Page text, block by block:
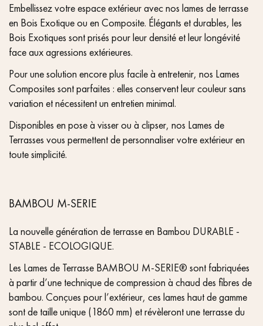
Embellissez votre espace extérieur avec nos lames de terrasse
en Bois Exotique ou en Composite. Élégants et durables, les
Bois Exotiques sont prisés pour leur densité et leur longévité
face aux agressions extérieures.
Pour une solution encore plus facile à entretenir, nos Lames
Composites sont parfaites : elles conservent leur couleur sans
variation et nécessitent un entretien minimal.
Disponibles en pose à visser ou à clipser, nos Lames de
Terrasses vous permettent de personnaliser votre extérieur en
toute simplicité.
BAMBOU M-SERIE
La nouvelle génération de terrasse en Bambou DURABLE -
STABLE - ECOLOGIQUE.
Les Lames de Terrasse BAMBOU M-SERIE® sont fabriquées
à partir d’une technique de compression à chaud des fibres de
bambou. Conçues pour l’extérieur, ces lames haut de gamme
sont de taille unique (1860 mm) et révèleront une terrasse du